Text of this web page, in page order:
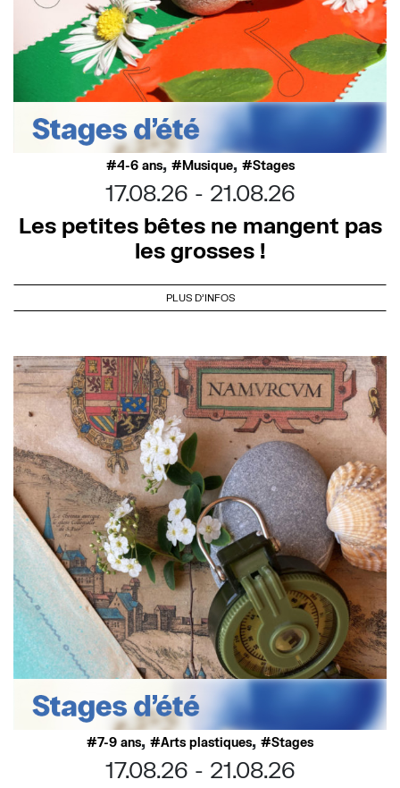
4-6 ans, Musique, Stages
17.08.26
21.08.26
Les petites bêtes ne mangent pas
les grosses !
PLUS D'INFOS
7-9 ans, Arts plastiques, Stages
17.08.26
21.08.26